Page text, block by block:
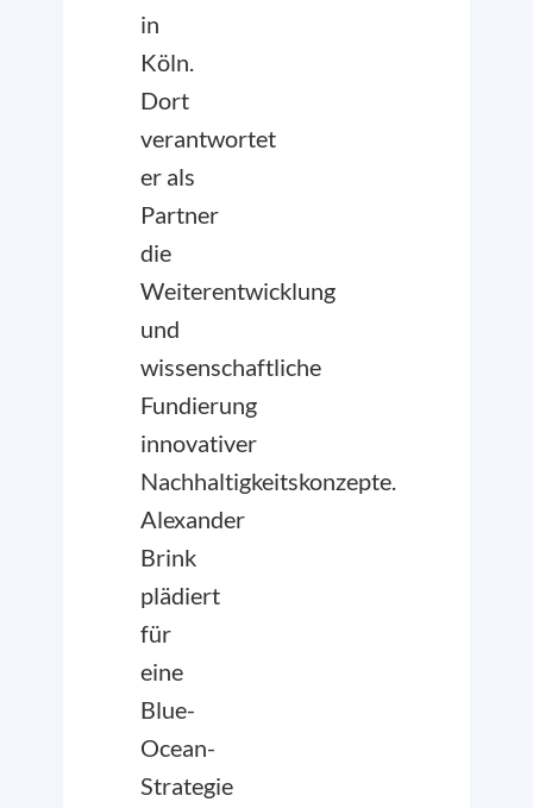
in
Köln.
Dort
verantwortet
er als
Partner
die
Weiterentwicklung
und
wissenschaftliche
Fundierung
innovativer
Nachhaltigkeitskonzepte.
Alexander
Brink
plädiert
für
eine
Blue-
Ocean-
Strategie